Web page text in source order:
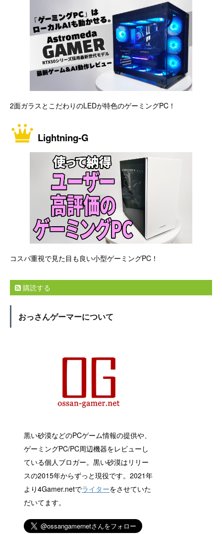
2面ガラスとこだわりのLEDが特色のゲーミングPC！
Lightning-G
コスパ重視で見た目も良い小型ゲーミングPC！
購読する
おっさんゲーマーについて
黒い砂漠などのPCゲーム情報の提供や、
ゲーミングPC/PC周辺機器をレビューし
ている個人ブロガー。黒い砂漠はリリー
スの2015年からずっと現役です。2021年
より4Gamer.netでライターをさせていた
だいてます。